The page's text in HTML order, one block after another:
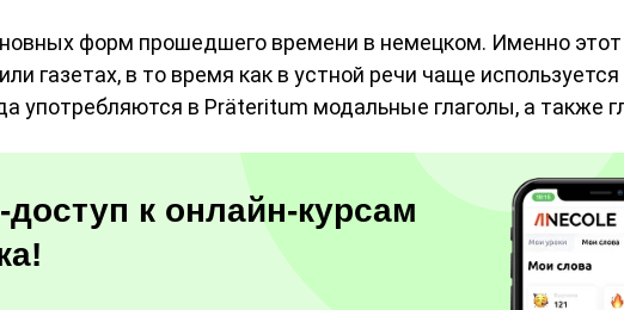
форм прошедшего времени в немецком. Именно
газетах, в то время как в устной речи чаще
употребляются в Präteritum модальные глаголы, а также
к онлайн-курсам